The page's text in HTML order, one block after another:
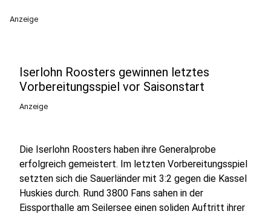
Anzeige
Iserlohn Roosters gewinnen letztes
Vorbereitungsspiel vor Saisonstart
Anzeige
Die Iserlohn Roosters haben ihre Generalprobe
erfolgreich gemeistert. Im letzten Vorbereitungsspiel
setzten sich die Sauerländer mit 3:2 gegen die Kassel
Huskies durch. Rund 3800 Fans sahen in der
Eissporthalle am Seilersee einen soliden Auftritt ihrer